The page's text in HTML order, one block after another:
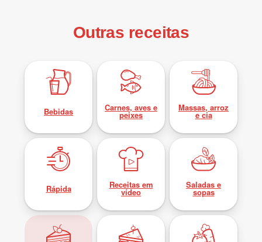
Outras receitas
Bebidas Carnes, aves e
peixes
Massas, arroz
e cia
Rápida Receitas em
vídeo
Saladas e
sopas